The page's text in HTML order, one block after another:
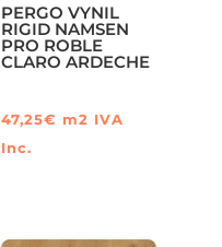
PERGO VYNIL
RIGID NAMSEN
PRO ROBLE
CLARO ARDECHE
47,25€ m2 IVA
Inc.